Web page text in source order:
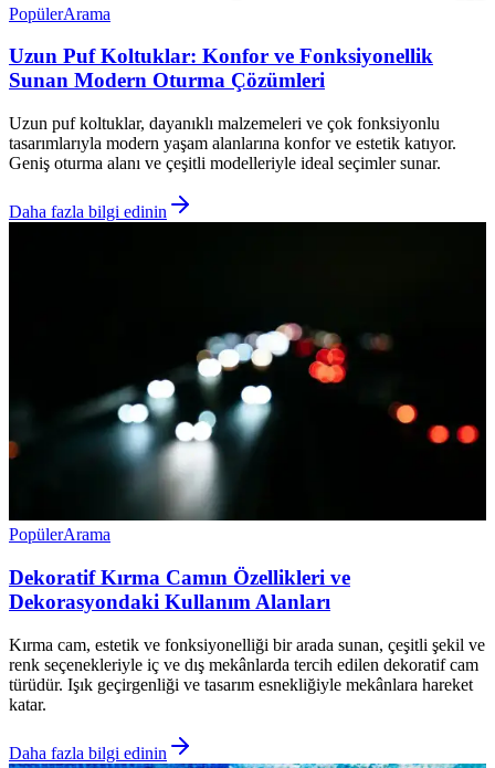
PopülerArama
Uzun Puf Koltuklar: Konfor ve Fonksiyonellik
Sunan Modern Oturma Çözümleri
Uzun puf koltuklar, dayanıklı malzemeleri ve çok fonksiyonlu
tasarımlarıyla modern yaşam alanlarına konfor ve estetik katıyor.
Geniş oturma alanı ve çeşitli modelleriyle ideal seçimler sunar.
Daha fazla bilgi edinin
PopülerArama
Dekoratif Kırma Camın Özellikleri ve
Dekorasyondaki Kullanım Alanları
Kırma cam, estetik ve fonksiyonelliği bir arada sunan, çeşitli şekil ve
renk seçenekleriyle iç ve dış mekânlarda tercih edilen dekoratif cam
türüdür. Işık geçirgenliği ve tasarım esnekliğiyle mekânlara hareket
katar.
Daha fazla bilgi edinin